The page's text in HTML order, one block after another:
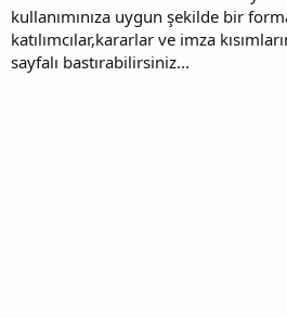
kullanımınıza uygun şekilde bir
katılımcılar,kararlar ve imza
sayfalı bastırabilirsiniz...